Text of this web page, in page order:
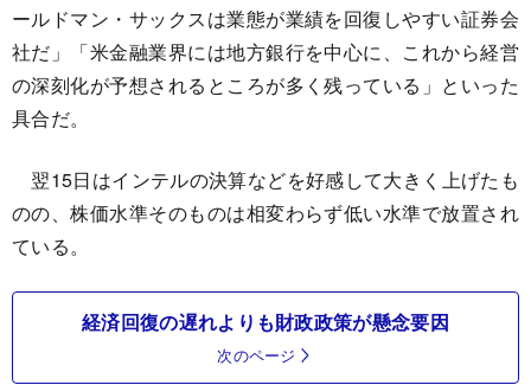
ールドマン・サックスは業態が業績を回復しやすい証券会
社だ」「米金融業界には地方銀行を中心に、これから経営
の深刻化が予想されるところが多く残っている」といった
具合だ。
翌15日はインテルの決算などを好感して大きく上げたも
のの、株価水準そのものは相変わらず低い水準で放置され
ている。
経済回復の遅れよりも財政政策が懸念要因
次のページ